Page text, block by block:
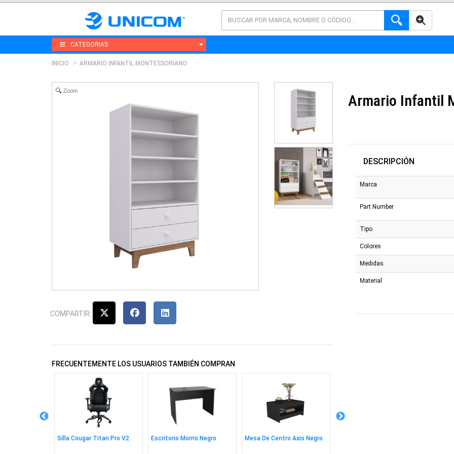
AVANZADA
CATEGORIAS
INICIO ARMARIO INFANTIL MONTESSORIANO
Zoom
COMPARTIR:
FRECUENTEMENTE LOS USUARIOS TAMBIÉN COMPRAN
Silla Cougar Titan Pro V2 Escritorio Morris Negro Mesa De Centro Axis Negro
Armario Infantil
DESCRIPCIÓN
Marca
Part Number
Tipo
Colores
Medidas
Material